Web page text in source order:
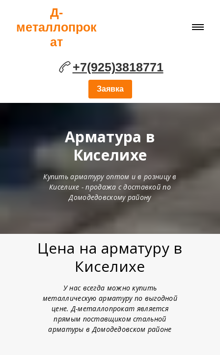
Д-
металлопрок
ат
+7(925)3818771
Заявка
Арматура в
Киселихе
Купить арматуру оптом и в розницу в
Киселихе - продажа с доставкой по
Домодедовскому району
Цена на арматуру в
Киселихе
У нас всегда можно купить
металлическую арматуру по выгодной
цене. Д-металлопрокат является
прямым поставщиком стальной
арматуры в Домодедовском районе